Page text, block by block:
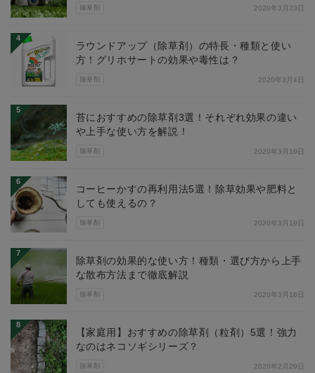
除草剤 2020年3月23日
4
除草剤
ラウンドアップ（除草剤）の特長・種類と使い
方！グリホサートの効果や毒性は？
2020年3月4日
5
除草剤
苔におすすめの除草剤3選！それぞれ効果の違い
や上手な使い方を解説！
2020年3月19日
6
除草剤
コーヒーかすの再利用法5選！除草効果や肥料と
しても使えるの？
2020年3月19日
7
除草剤
除草剤の効果的な使い方！種類・選び方から上手
な散布方法まで徹底解説
2020年3月18日
8
除草剤
【家庭用】おすすめの除草剤（粒剤）5選！強力
なのはネコソギシリーズ？
2020年2月29日